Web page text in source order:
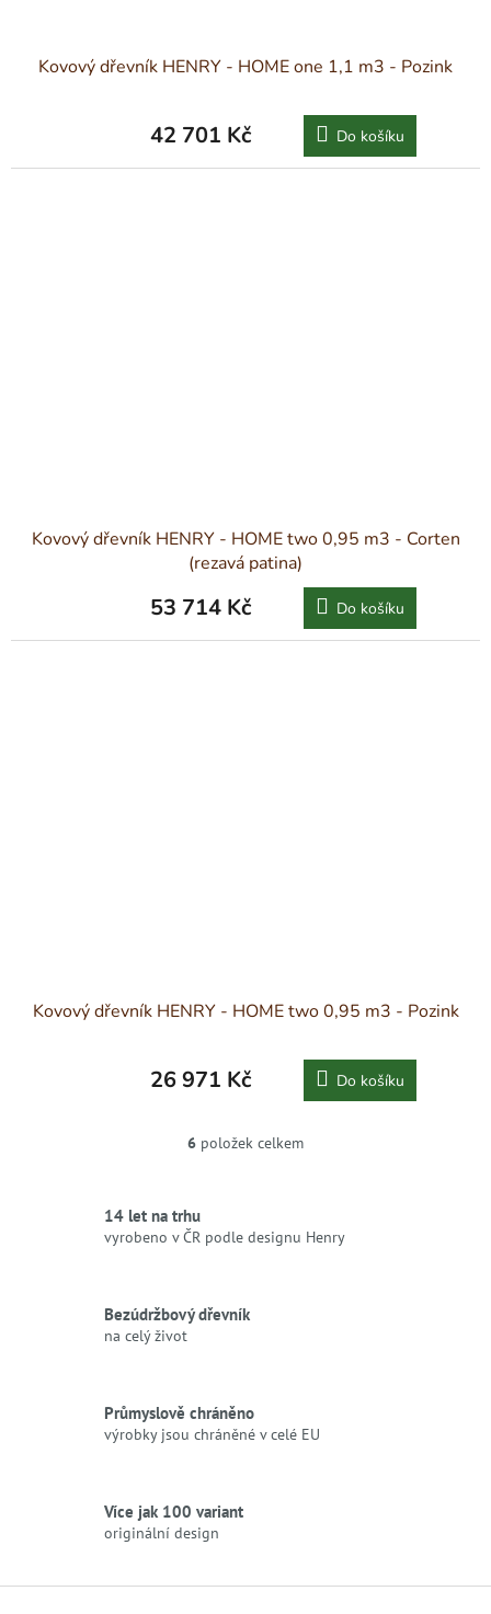
Kovový dřevník HENRY - HOME one 1,1 m3 - Pozink
42 701 Kč Do košíku
Kovový dřevník HENRY - HOME two 0,95 m3 - Corten
(rezavá patina)
53 714 Kč Do košíku
Kovový dřevník HENRY - HOME two 0,95 m3 - Pozink
26 971 Kč Do košíku
O
d
p
v
ý
6 položek celkem
14 let na trhu
vyrobeno v ČR podle designu Henry
Bezúdržbový dřevník
na celý život
Průmyslově chráněno
výrobky jsou chráněné v celé EU
Více jak 100 variant
originální design
Z